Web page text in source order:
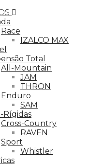
Race
IZALCO MAX
Total
All-Mountain
JAM
THRON
Enduro
SAM
Rígidas
Cross-Country
RAVEN
Sport
Whistler